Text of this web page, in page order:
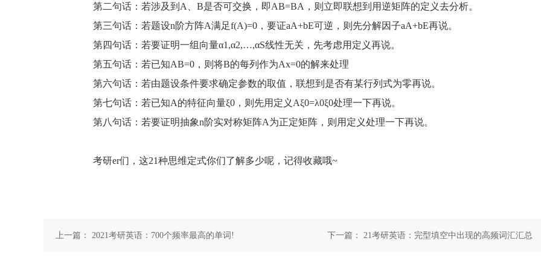
第二句话：若涉及到A、B是否可交换，即AB=BA，则立即联想到用逆矩阵的定义去分析。
第三句话：若题设n阶方阵A满足f(A)=0，要证aA+bE可逆，则先分解因子aA+bE再说。
第四句话：若要证明一组向量α1,α2,…,αS线性无关，先考虑用定义再说。
第五句话：若已知AB=0，则将B的每列作为Ax=0的解来处理
第六句话：若由题设条件要求确定参数的取值，联想到是否有某行列式为零再说。
第七句话：若已知A的特征向量ξ0，则先用定义Aξ0=λ0ξ0处理一下再说。
第八句话：若要证明抽象n阶实对称矩阵A为正定矩阵，则用定义处理一下再说。
考研er们，这21种思维定式你们了解多少呢，记得收藏哦~
上一篇： 2021考研英语：700个频率最高的单词! 下一篇： 21考研英语：完型填空中出现的高频词汇汇总